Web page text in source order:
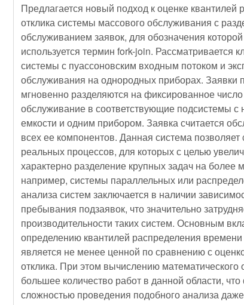
Предлагается новый подход к оценке квантилей
отклика системы массового обслуживания с
обслуживанием заявок, для обозначения
используется термин fork-join. Рассматривается
системы с пуассоновским входным потоком и
обслуживания на однородных приборах. Заявки
мгновенно разделяются на фиксированное
обслуживание в соответствующие подсистемы с
емкости и одним прибором. Заявка считается
всех ее компонентов. Данная система
реальных процессов, для которых с целью
характерно разделение крупных задач на более
например, системы параллельных или
анализа систем заключается в наличии
пребывания подзаявок, что значительно
производительности таких систем. Основным
определению квантилей распределения времени
является не менее ценной по сравнению с
отклика. При этом вычислению
большее количество работ в данной области,
сложностью проведения подобного анализа